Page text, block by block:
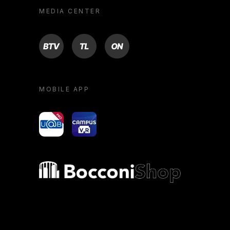
MEDIA CENTER
BTV TL ON
MOBILE APP
yoU@B Campus VR
Bocconi shop